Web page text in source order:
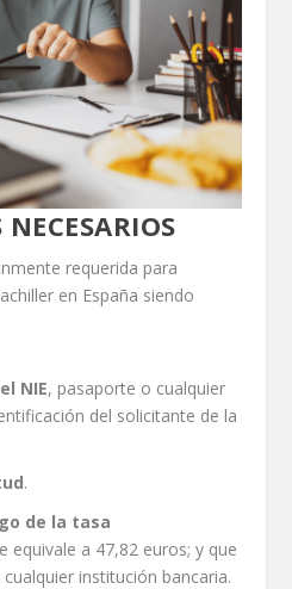
requerida para
en España siendo
NIE, pasaporte o cualquier
del solicitante de la
.
de la tasa
equivale a 47,82 euros; y que
institución bancaria.